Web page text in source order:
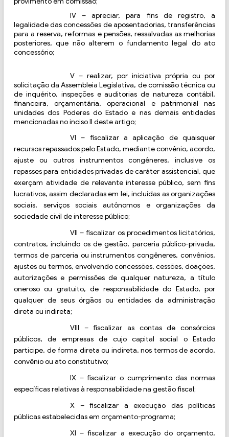
IV – apreciar, para fins de registro, a
legalidade das concessões de aposentadorias, transferências
para a reserva, reformas e pensões, ressalvadas as melhorias
posteriores, que não alterem o fundamento legal do ato
concessório;
V – realizar, por iniciativa própria ou por
solicitação da Assembleia Legislativa, de comissão técnica ou
de inquérito, inspeções e auditorias de natureza contábil,
financeira, orçamentária, operacional e patrimonial nas
unidades dos Poderes do Estado e nas demais entidades
mencionadas no inciso II deste artigo;
VI– fiscalizar a aplicação de quaisquer
recursos repassados pelo Estado, mediante convênio, acordo,
ajuste ou outros instrumentos congêneres, inclusive os
repasses para entidades privadas de caráter assistencial, que
exerçam atividade de relevante interesse público, sem fins
lucrativos, assim declaradas em lei, incluídas as organizações
sociais, serviços sociais autônomos e organizações da
sociedade civil de interesse público;
VII– fiscalizar os procedimentos licitatórios,
contratos, incluindo os de gestão, parceria público-privada,
termos de parceria ou instrumentos congêneres, convênios,
ajustes ou termos, envolvendo concessões, cessões, doações,
autorizações e permissões de qualquer natureza, a título
oneroso ou gratuito, de responsabilidade do Estado, por
qualquer de seus órgãos ou entidades da administração
direta ou indireta;
VIII –fiscalizar as contas de consórcios
públicos, de empresas de cujo capital social o Estado
participe, de forma direta ou indireta, nos termos de acordo,
convênio ou ato constitutivo;
IX –fiscalizar o cumprimento das normas
específicas relativas à responsabilidade na gestão fiscal;
X –fiscalizar a execução das políticas
públicas estabelecidas em orçamento-programa;
XI– fiscalizar a execução do orçamento,